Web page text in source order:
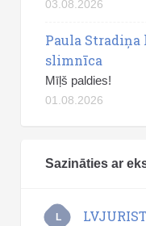
03.08.2026
Paula
slimnīca
Mīļš paldies!
01.08.2026
Sazināties ar
L